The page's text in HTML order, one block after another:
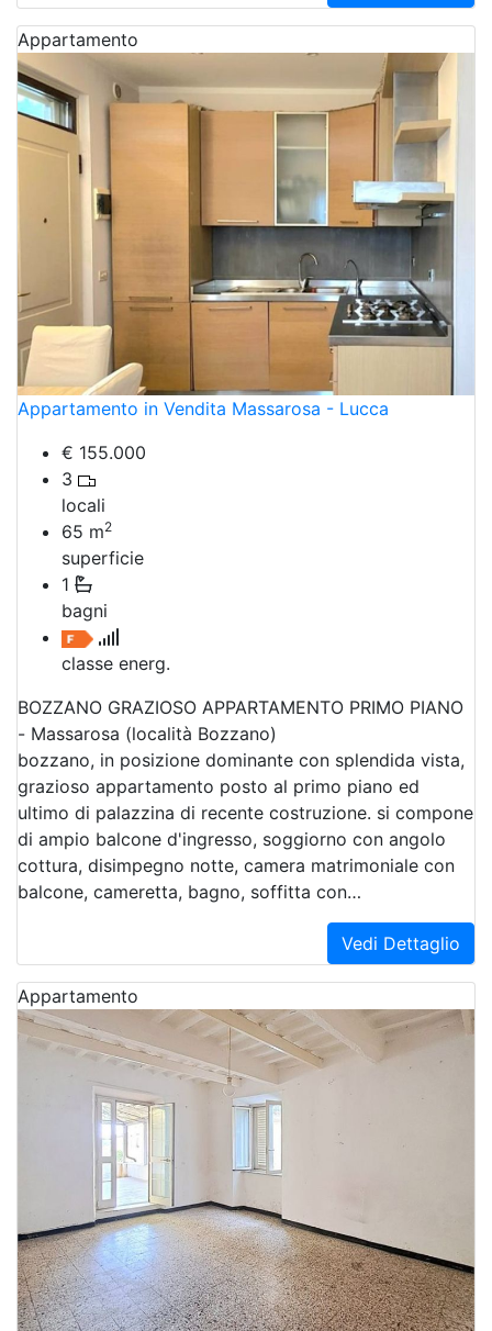
Appartamento
Appartamento in Vendita Massarosa - Lucca
€ 155.000
3
locali
65 m2
superficie
1
bagni
classe energ.
BOZZANO GRAZIOSO APPARTAMENTO PRIMO PIANO
- Massarosa (località Bozzano)
bozzano, in posizione dominante con splendida vista,
grazioso appartamento posto al primo piano ed
ultimo di palazzina di recente costruzione. si compone
di ampio balcone d'ingresso, soggiorno con angolo
cottura, disimpegno notte, camera matrimoniale con
balcone, cameretta, bagno, soffitta con…
Vedi Dettaglio
Appartamento